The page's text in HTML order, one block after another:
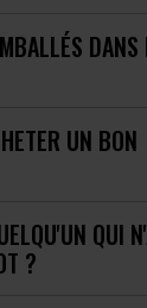
DANS
UN BON
QUI
?